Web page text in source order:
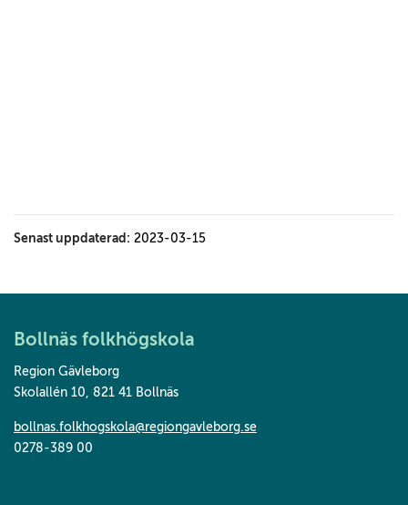
Senast uppdaterad: 2023-03-15
Bollnäs folkhögskola
Region Gävleborg
Skolallén 10, 821 41 Bollnäs
bollnas.folkhogskola@regiongavleborg.se
0278-389 00